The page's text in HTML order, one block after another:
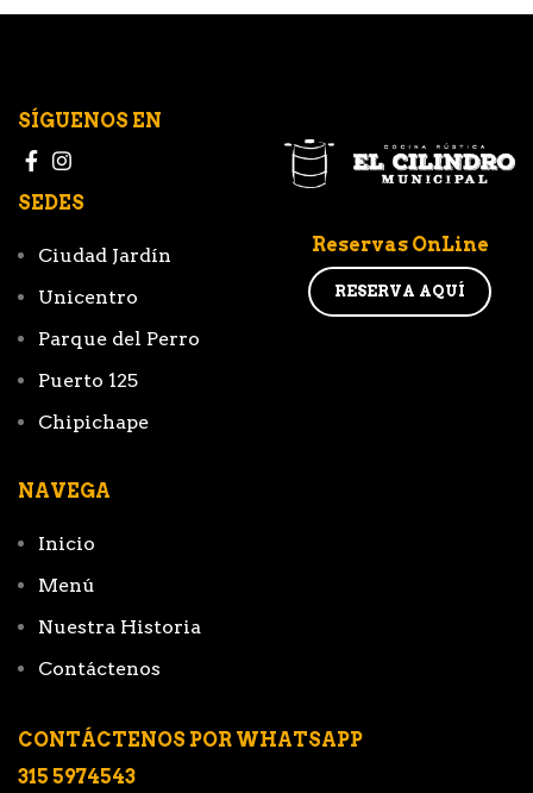
SÍGUENOS EN
SEDES
Ciudad Jardín
Unicentro
Parque del Perro
Puerto 125
Chipichape
Reservas OnLine
RESERVA AQUÍ
NAVEGA
Inicio
Menú
Nuestra Historia
Contáctenos
CONTÁCTENOS POR WHATSAPP
315 5974543